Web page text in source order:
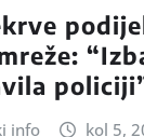
info kol 5,